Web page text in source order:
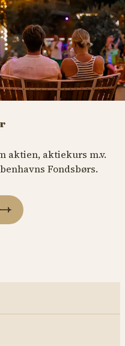
aktien, aktiekurs m.v.
Fondsbørs.